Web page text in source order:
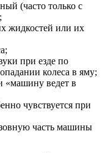
(часто только с
жидкостей или их
при езде по
колеса в яму;
«машину ведет в
чувствуется при
часть машины